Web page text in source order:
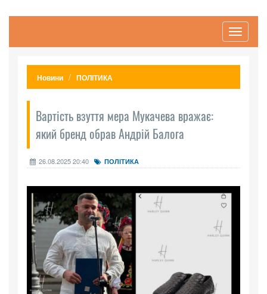
Toggle
Новини ПОЛІТИКА
Вартість взуття мера Мукачева вражає:
який бренд обрав Андрій Балога
26.08.2025 20:40 ПОЛІТИКА